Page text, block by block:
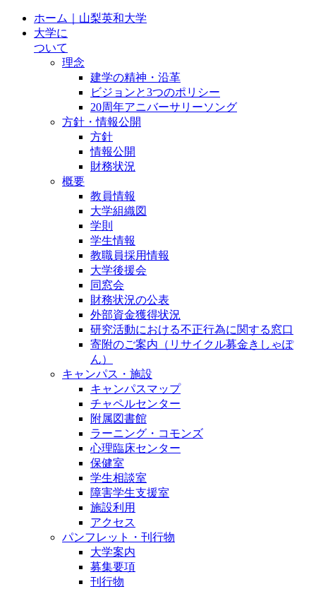
ホーム｜山梨英和大学
大学に
ついて
理念
建学の精神・沿革
ビジョンと3つのポリシー
20周年アニバーサリーソング
方針・情報公開
方針
情報公開
財務状況
概要
教員情報
大学組織図
学則
学生情報
教職員採用情報
大学後援会
同窓会
財務状況の公表
外部資金獲得状況
研究活動における不正行為に関する窓口
寄附のご案内（リサイクル募金きしゃぽ
ん）
キャンパス・施設
キャンパスマップ
チャペルセンター
附属図書館
ラーニング・コモンズ
心理臨床センター
保健室
学生相談室
障害学生支援室
施設利用
アクセス
パンフレット・刊行物
大学案内
募集要項
刊行物